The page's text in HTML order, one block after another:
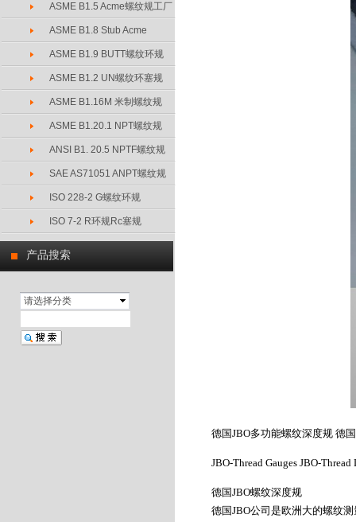
产品搜索
请选择分类
ASME B1.5 Acme螺纹规工厂
ASME B1.8 Stub Acme
ASME B1.9 BUTT螺纹环规
ASME B1.2 UN螺纹环塞规
ASME B1.16M 米制螺纹规
ASME B1.20.1 NPT螺纹规
ANSI B1. 20.5 NPTF螺纹规
SAE AS71051 ANPT螺纹规
ISO 228-2 G螺纹环规
ISO 7-2 R环规Rc塞规
德国JBO多功能螺纹深度规 德国
JBO-Thread Gauges JBO-
德国JBO螺纹深度规
德国JBO公司是欧洲大的螺纹